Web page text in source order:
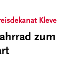
Kleve
zum